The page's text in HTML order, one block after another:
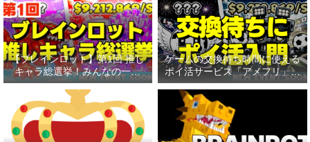
【ブレインロット】第1回 推し
キャラ総選挙！みんなの一番
「好き」なキャラは誰!?🔥
ゲームの交換待ち時間に使える
ポイ活サービス「アメフリ」と
は？